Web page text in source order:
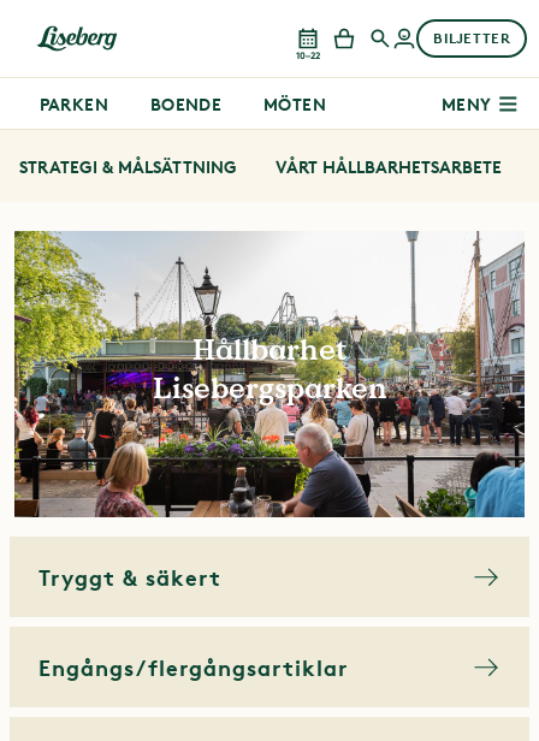
10–22
BILJETTER
PARKEN BOENDE MÖTEN MENY
STRATEGI & MÅLSÄTTNING VÅRT HÅLLBARHETSARBETE
Hållbarhet
Lisebergsparken
Tryggt & säkert
Engångs/flergångsartiklar